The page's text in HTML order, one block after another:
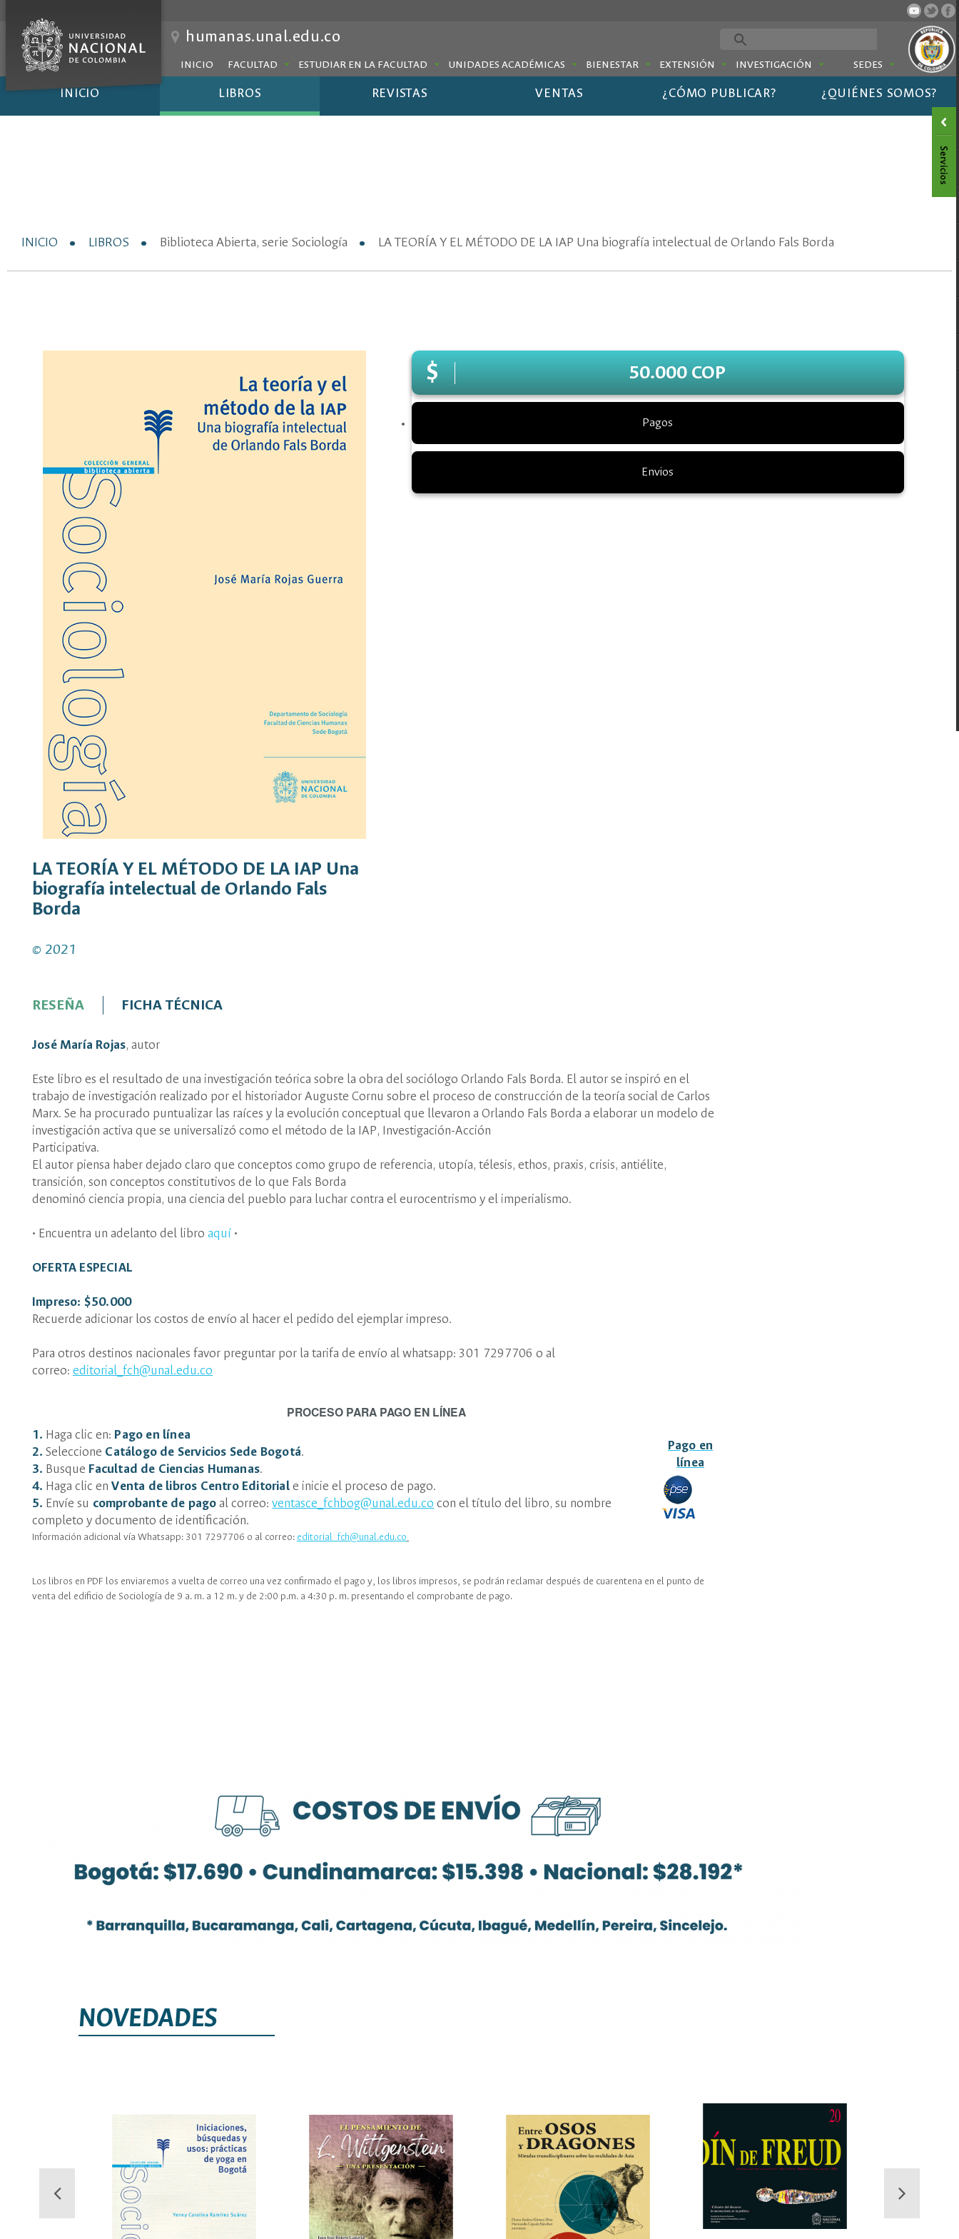
humanas.unal.edu.co
INICIO FACULTAD ESTUDIAR EN LA FACULTAD UNIDADES ACADÉMICAS BIENESTAR EXTENSIÓN INVESTIGACIÓN SEDES
INICIO LIBROS REVISTAS VENTAS ¿CÓMO PUBLICAR? ¿QUIÉNES SOMOS?
INICIO LIBROS Biblioteca Abierta, serie Sociología LA TEORÍA Y EL MÉTODO DE LA IAP Una biografía intelectual de Orlando Fals Borda
LA TEORÍA Y EL MÉTODO DE LA IAP Una
biografía intelectual de Orlando Fals
Borda
© 2021
RESEÑA FICHA TÉCNICA
José María Rojas, autor
Este libro es el resultado de una investigación teórica sobre la obra del sociólogo Orlando Fals Borda. El autor se inspiró en el
trabajo de investigación realizado por el historiador Auguste Cornu sobre el proceso de construcción de la teoría social de Carlos
Marx. Se ha procurado puntualizar las raíces y la evolución conceptual que llevaron a Orlando Fals Borda a elaborar un modelo de
investigación activa que se universalizó como el método de la IAP, Investigación-Acción
Participativa.
El autor piensa haber dejado claro que conceptos como grupo de referencia, utopía, télesis, ethos, praxis, crisis, antiélite,
transición, son conceptos constitutivos de lo que Fals Borda
denominó ciencia propia, una ciencia del pueblo para luchar contra el eurocentrismo y el imperialismo.
• Encuentra un adelanto del libro aquí •
OFERTA ESPECIAL
Impreso: $50.000
Recuerde adicionar los costos de envío al hacer el pedido del ejemplar impreso.
Para otros destinos nacionales favor preguntar por la tarifa de envío al whatsapp: 301 7297706 o al
correo: editorial_fch@unal.edu.co
PROCESO PARA PAGO EN LÍNEA
1. Haga clic en: Pago en línea
2. Seleccione Catálogo de Servicios Sede Bogotá.
3. Busque Facultad de Ciencias Humanas.
4. Haga clic enVenta de libros Centro Editoriale inicie el proceso de pago.
5. Envíe su comprobante de pago al correo:ventasce_fchbog@unal.edu.co con el título del libro, su nombre
completo y documento de identificación.
Pago en
línea
Información adicional vía Whatsapp: 301 7297706 o al correo: editorial_fch@unal.edu.co
Los libros en PDF los enviaremos a vuelta de correo una vez confirmado el pago y, los libros impresos, se podrán reclamar después de cuarentena en el punto de
venta del edificio de Sociología de 9 a. m. a 12 m. y de 2:00 p.m. a 4:30 p. m. presentando el comprobante de pago.
50.000 COP
Pagos
Haga clic en:Pago en línea
Haga clic en: Venta de libros Centro Editorial e inicie el proceso de pago.
Envios
NOVEDADES